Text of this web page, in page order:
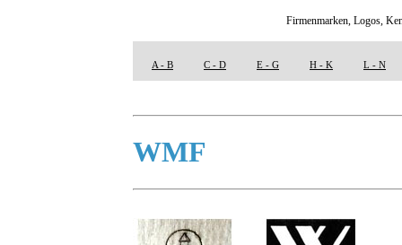
Firmenmarken, Logos,
A - B C - D E - G H - K L - N
WMF